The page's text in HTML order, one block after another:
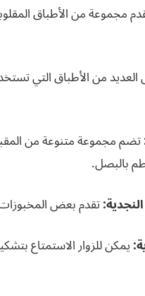
مجموعة من الأطباق
من الأطباق التي
تضم مجموعة متنوعة من
بالبصل.
تقدم بعض
يمكن للزوار الاستمتاع